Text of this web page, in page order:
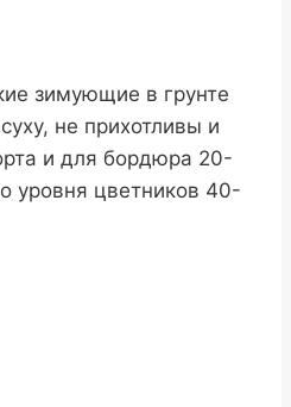
зимующие в грунте
не прихотливы и
и для бордюра 20-
уровня цветников 40-